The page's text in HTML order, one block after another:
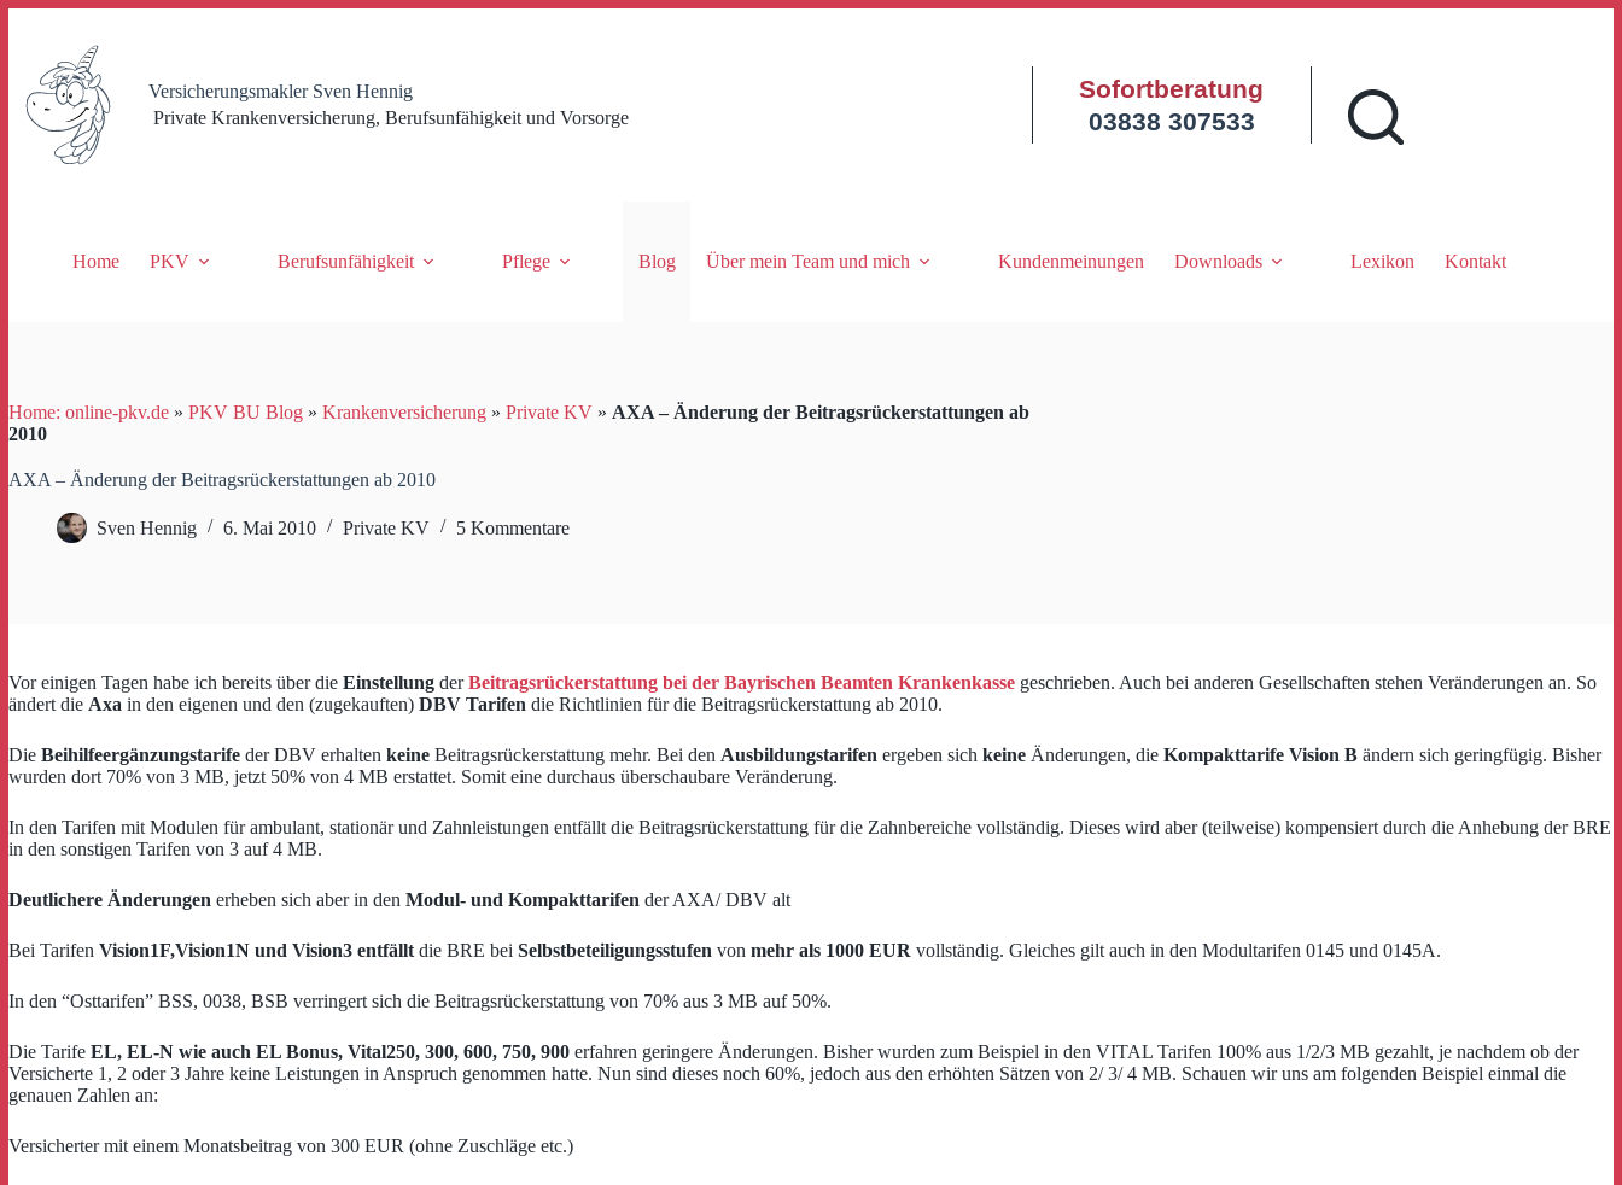
springen
Versicherungsmakler Sven Hennig
Private Krankenversicherung, Berufsunfähigkeit und Vorsorge
Sofortberatung
03838 307533
Home PKV Berufsunfähigkeit Pflege Blog Über mein Team und mich Kundenmeinungen Downloads Lexikon Kontakt
Home: online-pkv.de » PKV BU Blog » Krankenversicherung » Private KV » AXA – Änderung der Beitragsrückerstattungen ab
2010
AXA – Änderung der Beitragsrückerstattungen ab 2010
Sven Hennig 6. Mai 2010 Private KV 5 Kommentare
Vor einigen Tagen habe ich bereits über die Einstellung derBeitragsrückerstattung bei der Bayrischen Beamten Krankenkasse geschrieben. Auch bei anderen Gesellschaften stehen Veränderungen an. So
ändert die Axa in den eigenen und den (zugekauften) DBV Tarifen die Richtlinien für die Beitragsrückerstattung ab 2010.
Die Beihilfeergänzungstarife der DBV erhalten keine Beitragsrückerstattung mehr. Bei den Ausbildungstarifen ergeben sich keine Änderungen, die Kompakttarife Vision B ändern sich geringfügig. Bisher
wurden dort 70% von 3 MB, jetzt 50% von 4 MB erstattet. Somit eine durchaus überschaubare Veränderung.
In den Tarifen mit Modulen für ambulant, stationär und Zahnleistungen entfällt die Beitragsrückerstattung für die Zahnbereiche vollständig. Dieses wird aber (teilweise) kompensiert durch die Anhebung der BRE
in den sonstigen Tarifen von 3 auf 4 MB.
Deutlichere Änderungen erheben sich aber in den Modul- und Kompakttarifen der AXA/ DBV alt
Bei Tarifen Vision1F,Vision1N und Vision3 entfällt die BRE bei Selbstbeteiligungsstufen von mehr als 1000 EUR vollständig. Gleiches gilt auch in den Modultarifen 0145 und 0145A.
In den “Osttarifen” BSS, 0038, BSB verringert sich die Beitragsrückerstattung von 70% aus 3 MB auf 50%.
Die Tarife EL, EL-N wie auch EL Bonus, Vital250, 300, 600, 750, 900 erfahren geringere Änderungen. Bisher wurden zum Beispiel in den VITAL Tarifen 100% aus 1/2/3 MB gezahlt, je nachdem ob der
Versicherte 1, 2 oder 3 Jahre keine Leistungen in Anspruch genommen hatte. Nun sind dieses noch 60%, jedoch aus den erhöhten Sätzen von 2/ 3/ 4 MB. Schauen wir uns am folgenden Beispiel einmal die
genauen Zahlen an:
Versicherter mit einem Monatsbeitrag von 300 EUR (ohne Zuschläge etc.)